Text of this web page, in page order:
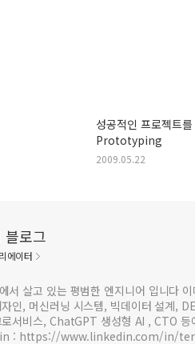
성공적인 프로젝트
Prototyping
2009.05.22
블로그
에이터
서 살고 있는 평범한 엔지니어 입니다
인, 머신러닝 시스템, 빅데이터 설계,
서비스, ChatGPT 생성형 AI , CTO 등
: https://www.linkedin.com/in/